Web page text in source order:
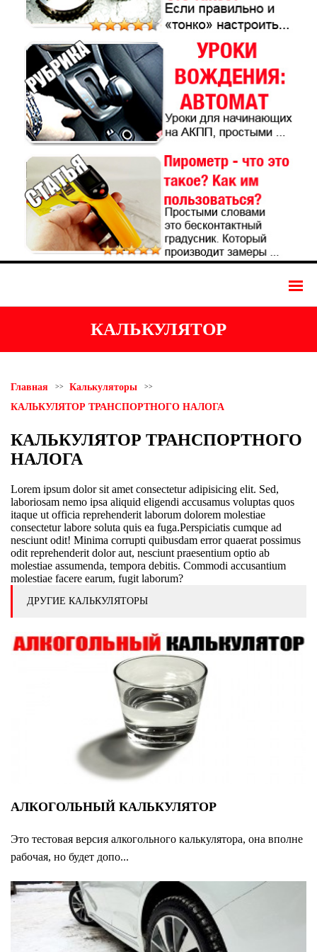
КАЛЬКУЛЯТОР
Главная
Калькуляторы
КАЛЬКУЛЯТОР ТРАНСПОРТНОГО НАЛОГА
КАЛЬКУЛЯТОР ТРАНСПОРТНОГО
НАЛОГА
Lorem ipsum dolor sit amet consectetur adipisicing elit. Sed,
laboriosam nemo ipsa aliquid eligendi accusamus voluptas quos
itaque ut officia reprehenderit laborum dolorem molestiae
consectetur labore soluta quis ea fuga.Perspiciatis cumque ad
nesciunt odit! Minima corrupti quibusdam error quaerat possimus
odit reprehenderit dolor aut, nesciunt praesentium optio ab
molestiae assumenda, tempora debitis. Commodi accusantium
molestiae facere earum, fugit laborum?
ДРУГИЕ КАЛЬКУЛЯТОРЫ
АЛКОГОЛЬНЫЙ КАЛЬКУЛЯТОР
Это тестовая версия алкогольного калькулятора, она вполне
рабочая, но будет допо...